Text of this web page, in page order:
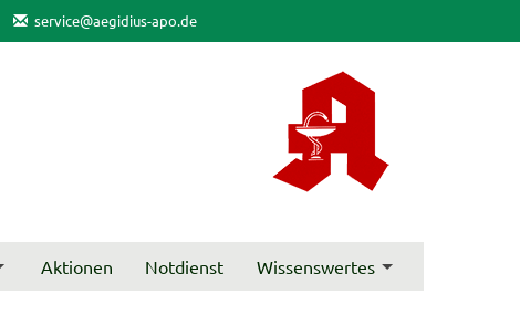
service@aegidius-apo.de
Aktionen Notdienst Wissenswertes